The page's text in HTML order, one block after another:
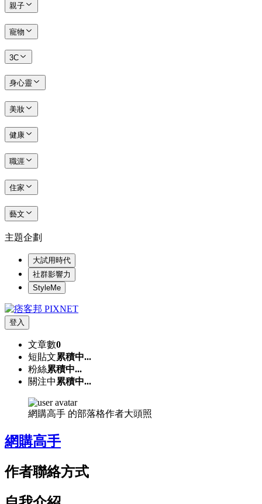
親子
寵物
3C
身心靈
美妝
健康
職涯
住家
藝文
主題企劃
大試用時代
社群影響力
StyleMe
登入
文章數0
短貼文累積中...
粉絲累積中...
關注中 累積中...
網購高手 的部落格作者大頭照
網購高手
作者聯絡方式